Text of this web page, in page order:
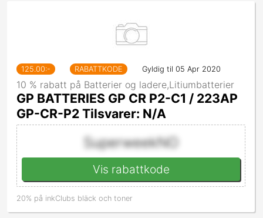
125.00:- RABATTKODE Gyldig til 05 Apr 2020
10 % rabatt på Batterier og ladere,Litiumbatterier
GP BATTERIES GP CR P2-C1 / 223AP
GP-CR-P2 Tilsvarer: N/A
SuperweekNO
Vis rabattkode
20% på inkClubs bläck och toner